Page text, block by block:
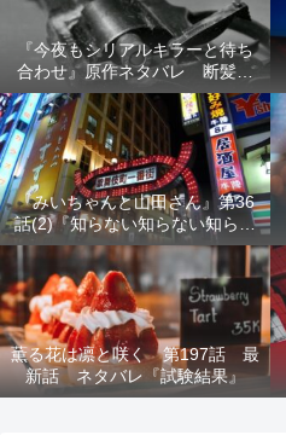
『今夜もシリアルキラーと待ち
合わせ』原作ネタバレ 断髪オ
ブジェ殺人事件 犯人の正体や
結末を解説
『みいちゃんと山田さん』第36
話(2)『知らない知らない知らな
い』最新話 ネタバレ 犯人確
定 次回最終回
薫る花は凛と咲く 第197話 最
新話 ネタバレ『試験結果』